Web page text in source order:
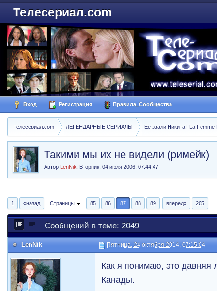
Телесериал.com
Вход Регистрация Правила_Сообщества
Телесериал.com ЛЕГЕНДАРНЫЕ СЕРИАЛЫ Ее звали Никита | La Femme
Такими мы их не видели (римейк)
Автор LenNik Вторник, 04 июля 2006, 07:44:47
1 «назад Страницы 85 86 87 88 89 вперед» 205
Сообщений в теме: 2049
LenNik Пятница, 24 октября 2014, 07:15:04
Как я понимаю, это давняя
Канады.